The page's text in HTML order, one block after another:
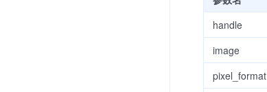
handle
image
pixel_format